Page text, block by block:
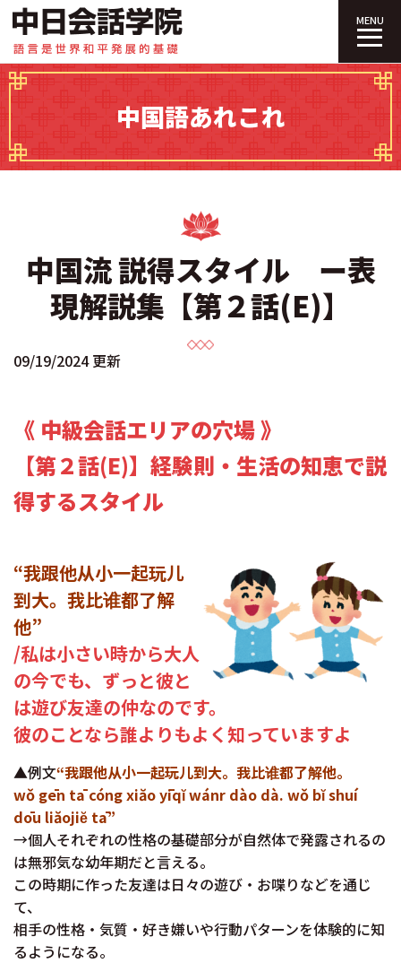
中日会話学院
MENU
中国語あれこれ
中国流 説得スタイル ー表
現解説集【第２話(E)】
09/19/2024 更新
《 中級会話エリアの穴場 》
【第２話(E)】経験則・生活の知恵で説
得するスタイル
“我跟他从小一起玩儿
到大。我比谁都了解
他”
/私は小さい時から大人
の今でも、ずっと彼と
は遊び友達の仲なのです。
彼のことなら誰よりもよく知っていますよ
▲例文“我跟他从小一起玩儿到大。我比谁都了解他。
wǒ gēn tā cóng xiăo yīqĭ wánr dào dà. wǒ bĭ shuí
dōu liăojiĕ tā”
→個人それぞれの性格の基礎部分が自然体で発露されるの
は無邪気な幼年期だと言える。
この時期に作った友達は日々の遊び・お喋りなどを通じ
て、
相手の性格・気質・好き嫌いや行動パターンを体験的に知
るようになる。